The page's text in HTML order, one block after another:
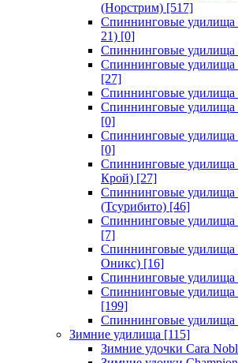
(Норстрим) [517]
Спиннинговые удилища
21) [0]
Спиннинговые удилища
Спиннинговые удилища
[27]
Спиннинговые удилища
Спиннинговые удилища
[0]
Спиннинговые
[0]
Спиннинговые удилища
Крой) [27]
Спиннинговые удилища
(Тсурибито) [46]
Спиннинговые
[7]
Спиннинговые
Оникс) [16]
Спиннинговые удилища
Спиннинговые удилища
[199]
Спиннинговые удилища
Зимние удилища [115]
Зимние удочки Cara